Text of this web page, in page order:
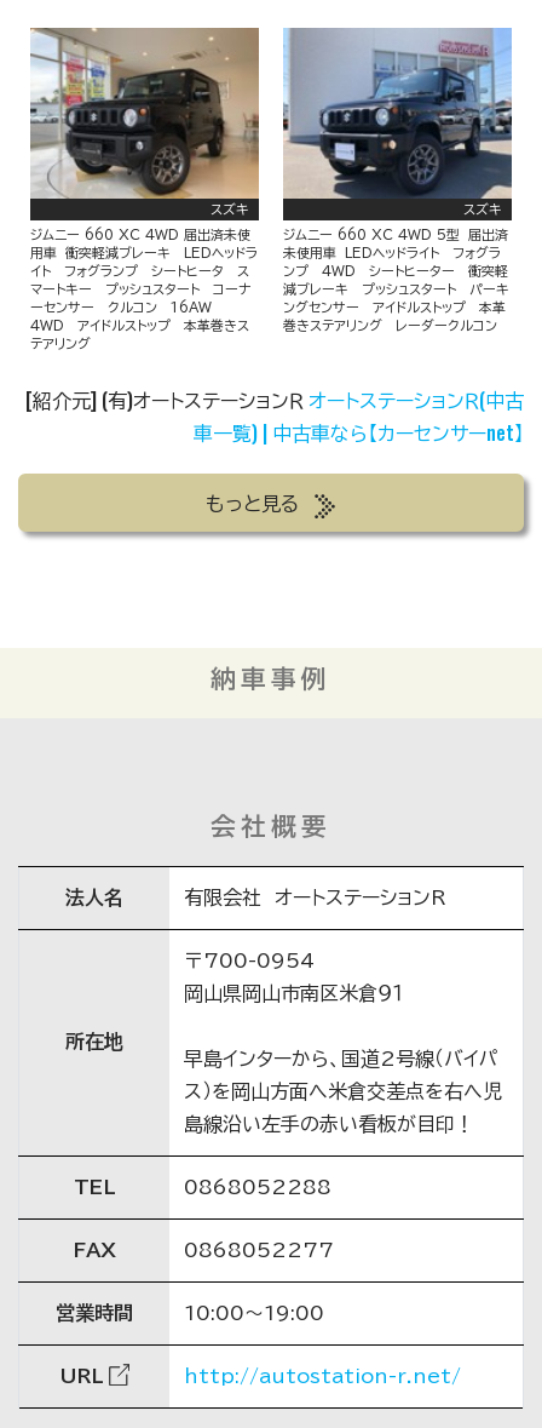
スズキ
ジムニー 660 XC 4WD 届出済未使
用車 衝突軽減ブレーキ LEDヘッドラ
イト フォグランプ シートヒータ ス
マートキー プッシュスタート コーナ
ーセンサー クルコン 16AW
4WD アイドルストップ 本革巻きス
テアリング
スズキ
ジムニー 660 XC 4WD 5型 届出済
未使用車 LEDヘッドライト フォグラ
ンプ 4WD シートヒーター 衝突軽
減ブレーキ プッシュスタート パーキ
ングセンサー アイドルストップ 本革
巻きステアリング レーダークルコン
[紹介元] (有)オートステーションＲ オートステーションＲ(中古
車一覧) | 中古車なら【カーセンサーnet】
もっと見る
納車事例
会社概要
法人名 有限会社 オートステーションR
所在地
〒700-0954
岡山県岡山市南区米倉９１
早島インターから、国道2号線（バイパ
ス）を岡山方面へ米倉交差点を右へ児
島線沿い左手の赤い看板が目印！
TEL 0868052288
FAX 0868052277
営業時間 10:00〜19:00
URL http://autostation-r.net/